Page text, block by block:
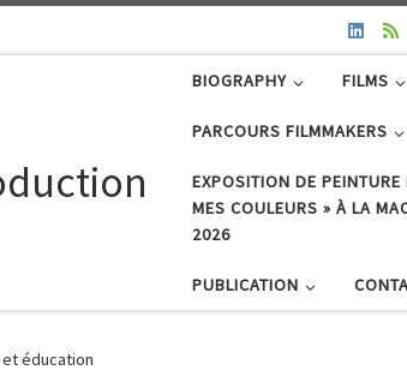
BIOGRAPHY FILMS
PARCOURS FILMMAKERS
EXPOSITION DE
MES COULEURS » À LA
2026
PUBLICATION
éducation